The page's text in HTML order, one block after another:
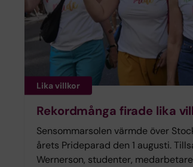
Lika villkor
Rekordmånga firade lika
Sensommarsolen värmde över
årets Prideparad den 1 augusti.
Wernerson, studenter,